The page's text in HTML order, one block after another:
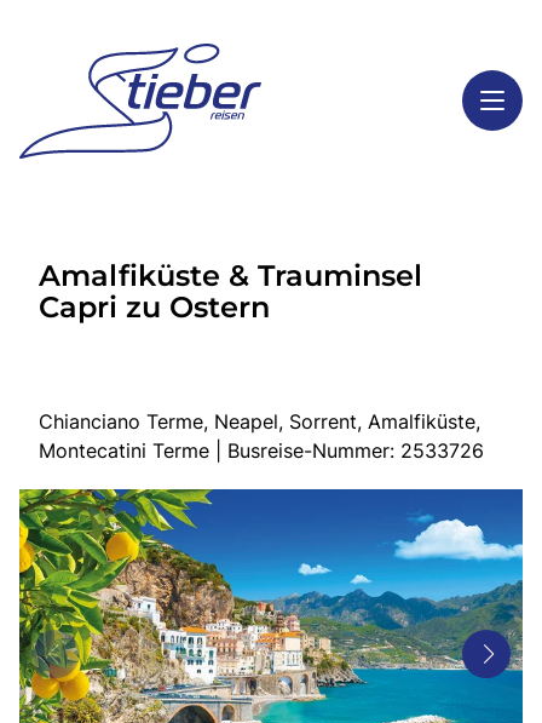
Highlights
Service
Busreisen
Bus mieten
Gutscheine
Kontakt
Amalfiküste & Trauminsel
Capri zu Ostern
Chianciano Terme, Neapel, Sorrent, Amalfiküste,
Montecatini Terme | Busreise-Nummer: 2533726